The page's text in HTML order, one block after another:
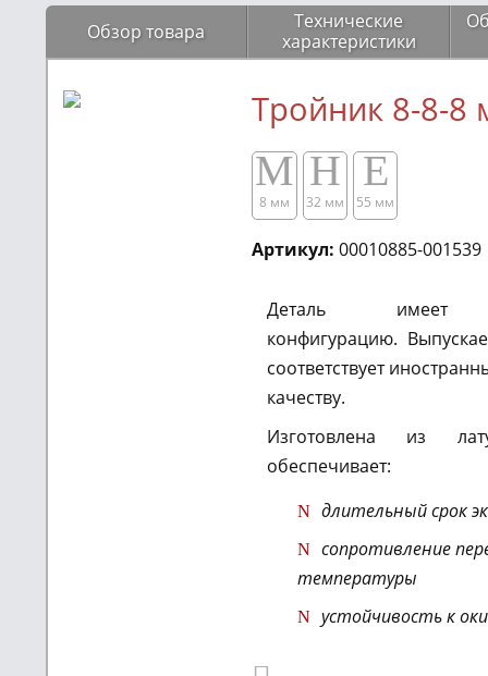
Обзор товара
Технические
характеристики
Тройник 8-8-8
M
8 мм
H
32 мм
E
55 мм
Артикул: 00010885-001539
Деталь имеет
конфигурацию.
соответствует
качеству.
Изготовлена из
обеспечивает:
длительный срок
сопротивление
температуры
устойчивость к